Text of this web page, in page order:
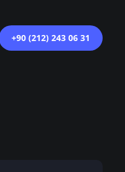
+90 (212) 243 06 31